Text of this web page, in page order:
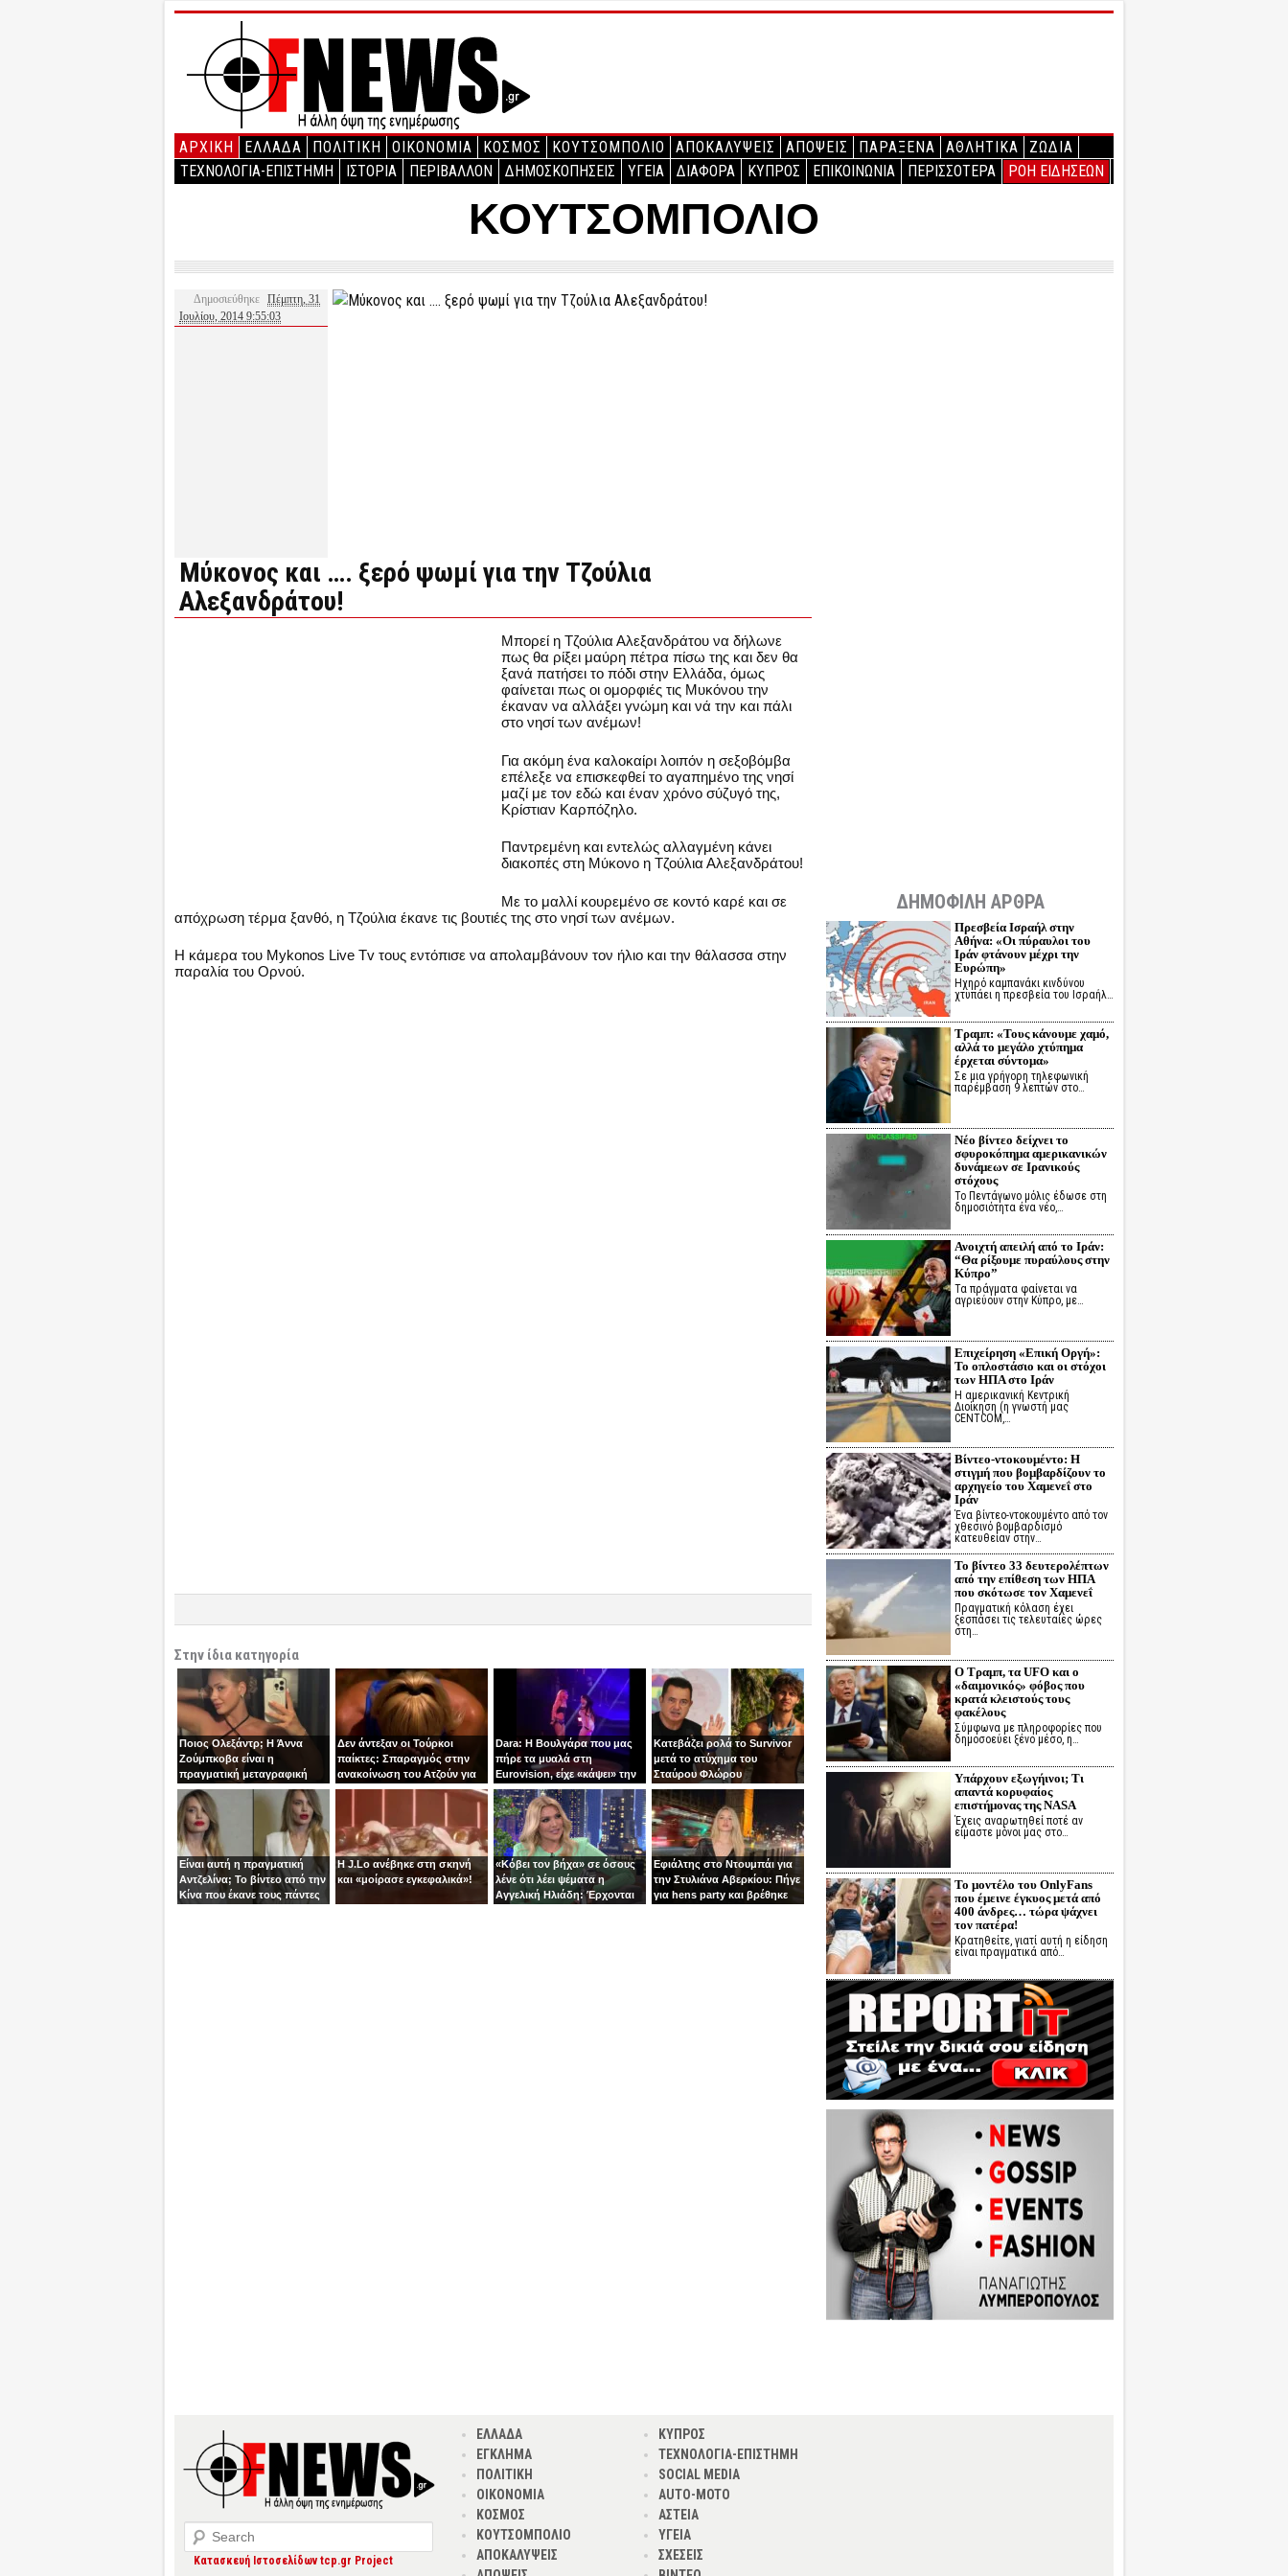
ΑΡΧΙΚΉ ΕΛΛΑΔΑ ΠΟΛΙΤΙΚΗ ΟΙΚΟΝΟΜΙΑ ΚΟΣΜΟΣ ΚΟΥΤΣΟΜΠΟΛΙΟ ΑΠΟΚΑΛΥΨΕΙΣ ΑΠΟΨΕΙΣ ΠΑΡΑΞΕΝΑ ΑΘΛΗΤΙΚΑ
ΖΩΔΙΑ
ΤΕΧΝΟΛΟΓΙΑ-ΕΠΙΣΤΗΜΗ
ΙΣΤΟΡΙΑ ΠΕΡΙΒΑΛΛΟΝ ΔΗΜΟΣΚΟΠΗΣΕΙΣ ΥΓΕΙΑ ΔΙΑΦΟΡΑ ΚΥΠΡΟΣ ΕΠΙΚΟΙΝΩΝΙΑ ΠΕΡΙΣΣΟΤΕΡΑ ΡΟΗ ΕΙΔΗΣΕΩΝ
ΚΟΥΤΣΟΜΠΟΛΙΟ
Δημοσιεύθηκε Πέμπτη, 31
Ιουλίου, 2014 9:55:03
Μύκονος και …. ξερό ψωμί για την Τζούλια
Αλεξανδράτου!
Μπορεί η Τζούλια Αλεξανδράτου να δήλωνε
πως θα ρίξει μαύρη πέτρα πίσω της και δεν θα
ξανά πατήσει το πόδι στην Ελλάδα, όμως
φαίνεται πως οι ομορφιές τις Μυκόνου την
έκαναν να αλλάξει γνώμη και νά την και πάλι
στο νησί των ανέμων!
Για ακόμη ένα καλοκαίρι λοιπόν η σεξοβόμβα
επέλεξε να επισκεφθεί το αγαπημένο της νησί
μαζί με τον εδώ και έναν χρόνο σύζυγό της,
Κρίστιαν Καρπόζηλο.
Παντρεμένη και εντελώς αλλαγμένη κάνει
διακοπές στη Μύκονο η Τζούλια Αλεξανδράτου!
Με το μαλλί κουρεμένο σε κοντό καρέ και σε
απόχρωση τέρμα ξανθό, η Τζούλια έκανε τις βουτιές της στο νησί των ανέμων.
Η κάμερα του Mykonos Live Tv τους εντόπισε να απολαμβάνουν τον ήλιο και την θάλασσα στην
παραλία του Ορνού.
Στην ίδια κατηγορία
Ποιος Ολεξάντρ; Η Άννα
Ζούμπκοβα είναι η
πραγματική μεταγραφική
“βόμβα” της ΑΕΚ!
Δεν άντεξαν οι Τούρκοι
παίκτες: Σπαραγμός στην
ανακοίνωση του Ατζούν για
τoν Σταύρο
Dara: Η Βουλγάρα που μας
πήρε τα μυαλά στη
Eurovision, είχε «κάψει» την
πίστα με τη Φουρέιρα!
Κατεβάζει ρολά το Survivor
μετά το ατύχημα του
Σταύρου Φλώρου
Είναι αυτή η πραγματική
Αντζελίνα; Το βίντεο από την
Κίνα που έκανε τους πάντες
Η J.Lo ανέβηκε στη σκηνή
και «μοίρασε εγκεφαλικά»!
«Κόβει τον βήχα» σε όσους
λένε ότι λέει ψέματα η
Αγγελική Ηλιάδη: Έρχονται
Εφιάλτης στο Ντουμπάι για
την Στυλιάνα Αβερκίου: Πήγε
για hens party και βρέθηκε
ΔΗΜΟΦΙΛΗ ΑΡΘΡΑ
Πρεσβεία Ισραήλ στην
Αθήνα: «Οι πύραυλοι του
Ιράν φτάνουν μέχρι την
Ευρώπη»
Ηχηρό καμπανάκι κινδύνου
χτυπάει η πρεσβεία του Ισραήλ…
Τραμπ: «Τους κάνουμε χαμό,
αλλά το μεγάλο χτύπημα
έρχεται σύντομα»
Σε μια γρήγορη τηλεφωνική
παρέμβαση 9 λεπτών στο…
Νέο βίντεο δείχνει το
σφυροκόπημα αμερικανικών
δυνάμεων σε Ιρανικούς
στόχους
Το Πεντάγωνο μόλις έδωσε στη
δημοσιότητα ένα νέο,…
Ανοιχτή απειλή από το Ιράν:
“Θα ρίξουμε πυραύλους στην
Κύπρο”
Τα πράγματα φαίνεται να
αγριεύουν στην Κύπρο, με…
Επιχείρηση «Επική Οργή»:
Το οπλοστάσιο και οι στόχοι
των ΗΠΑ στο Ιράν
Η αμερικανική Κεντρική
Διοίκηση (η γνωστή μας
CENTCOM,…
Βίντεο-ντοκουμέντο: Η
στιγμή που βομβαρδίζουν το
αρχηγείο του Χαμενεΐ στο
Ιράν
Ένα βίντεο-ντοκουμέντο από τον
χθεσινό βομβαρδισμό
κατευθείαν στην…
Το βίντεο 33 δευτερολέπτων
από την επίθεση των ΗΠΑ
που σκότωσε τον Χαμενεΐ
Πραγματική κόλαση έχει
ξεσπάσει τις τελευταίες ώρες
στη…
Ο Τραμπ, τα UFO και ο
«δαιμονικός» φόβος που
κρατά κλειστούς τους
φακέλους
Σύμφωνα με πληροφορίες που
δημοσοεύει ξένο μέσο, η…
Υπάρχουν εξωγήινοι; Τι
απαντά κορυφαίος
επιστήμονας της NASA
Έχεις αναρωτηθεί ποτέ αν
είμαστε μόνοι μας στο…
Το μοντέλο του OnlyFans
που έμεινε έγκυος μετά από
400 άνδρες… τώρα ψάχνει
τον πατέρα!
Κρατηθείτε, γιατί αυτή η είδηση
είναι πραγματικά από…
Search
Κατασκευή Ιστοσελίδων tcp.gr Project
ΕΛΛΑΔΑ
ΕΓΚΛΗΜΑ
ΠΟΛΙΤΙΚΗ
ΟΙΚΟΝΟΜΙΑ
ΚΟΣΜΟΣ
ΚΟΥΤΣΟΜΠΟΛΙΟ
ΑΠΟΚΑΛΥΨΕΙΣ
ΚΥΠΡΟΣ
ΤΕΧΝΟΛΟΓΙΑ-ΕΠΙΣΤΗΜΗ
SOCIAL MEDIA
AUTO-MOTO
ΑΣΤΕΙΑ
ΥΓΕΙΑ
ΣΧΕΣΕΙΣ